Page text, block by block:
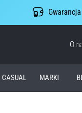
O
CASUAL MARKI